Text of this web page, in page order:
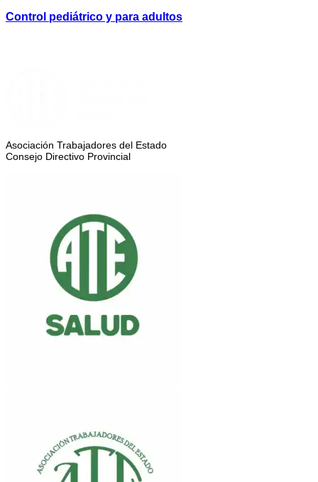
Control pediátrico y para adultos
Asociación Trabajadores del Estado
Consejo Directivo Provincial